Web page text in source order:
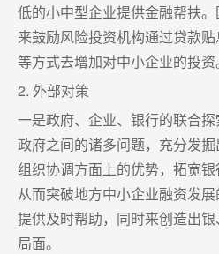
低的小中型企业提供金融帮扶
来鼓励风险投资机构通过贷款
等方式去增加对中小企业的投资
2. 外部对策
一是政府、企业、银行的联合
政府之间的诸多问题，充分发
组织协调方面上的优势，拓宽银
从而突破地方中小企业融资发
提供及时帮助，同时来创造出
局面。